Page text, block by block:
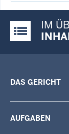
Justiz- IM
DAS GERICHT
AUFGABEN